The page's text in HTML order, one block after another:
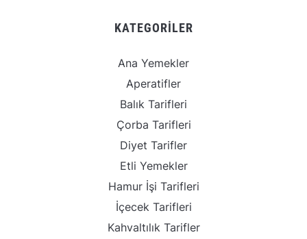
KATEGORILER
Ana Yemekler
Aperatifler
Balık Tarifleri
Çorba Tarifleri
Diyet Tarifler
Etli Yemekler
Hamur İşi Tarifleri
İçecek Tarifleri
Kahvaltılık Tarifler